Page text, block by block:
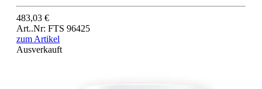
483,03 €
Art..Nr: FTS 96425
zum Artikel
Ausverkauft